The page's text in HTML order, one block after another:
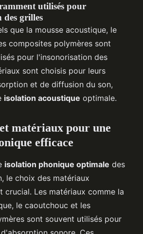
utilisés pour
grilles
que la mousse acoustique, le
composites polymères sont
pour l'insonorisation des
sont choisis pour leurs
et de diffusion du son,
isolation acoustique optimale.
matériaux pour une
efficace
isolation phonique optimale des
le choix des matériaux
crucial. Les matériaux comme la
le caoutchouc et les
sont souvent utilisés pour